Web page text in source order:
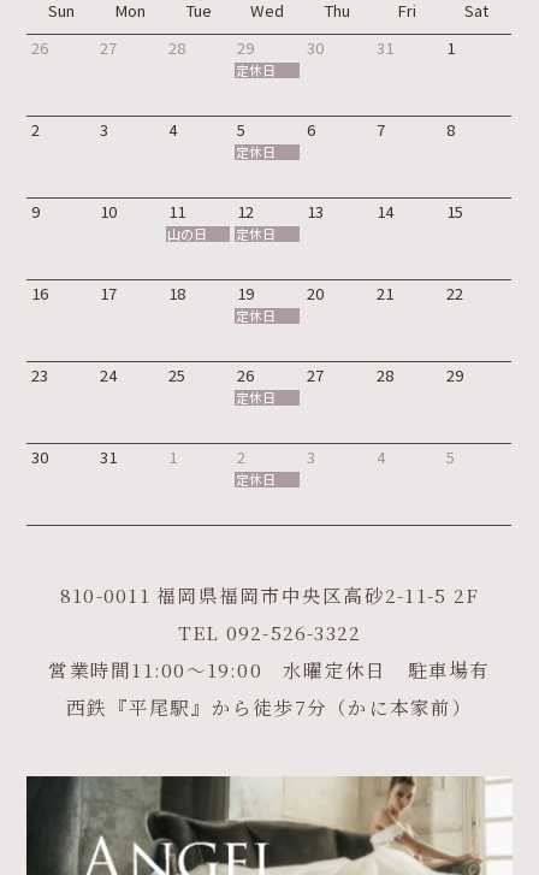
Sun Mon Tue Wed Thu Fri
Sat
26
27 28 29
定休日
30 31 1
2 3 4 5
定休日
6 7 8
9 10 11
山の日
12
定休日
13 14 15
16 17 18 19
定休日
20 21 22
23 24 25 26
定休日
27 28 29
30 31 1 2
定休日
3 4 5
810-0011 福岡県福岡市中央区高砂2-11-5 2F
TEL 092-526-3322
営業時間11:00～19:00 水曜定休日 駐車場有
西鉄『平尾駅』から徒歩7分（かに本家前）